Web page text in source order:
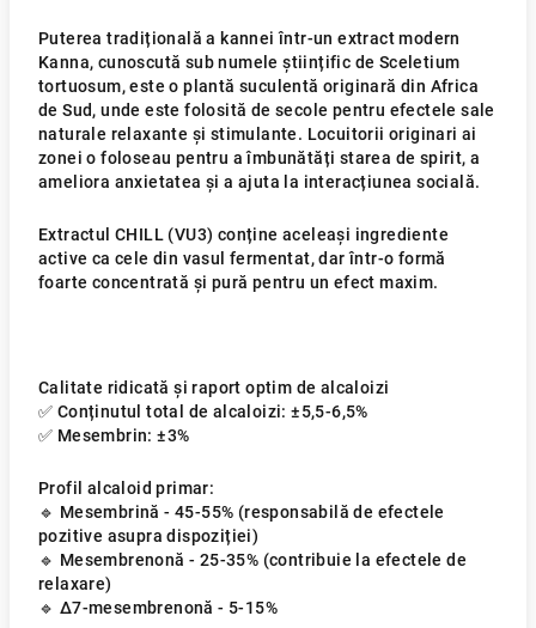
Puterea tradițională a kannei într-un extract modern
Kanna, cunoscută sub numele științific de Sceletium
tortuosum, este o plantă suculentă originară din Africa
de Sud, unde este folosită de secole pentru efectele sale
naturale relaxante și stimulante. Locuitorii originari ai
zonei o foloseau pentru a îmbunătăți starea de spirit, a
ameliora anxietatea și a ajuta la interacțiunea socială.
Extractul CHILL (VU3) conține aceleași ingrediente
active ca cele din vasul fermentat, dar într-o formă
foarte concentrată și pură pentru un efect maxim.
Calitate ridicată și raport optim de alcaloizi
✅ Conținutul total de alcaloizi: ±5,5-6,5%
✅ Mesembrin: ±3%
Profil alcaloid primar:
🔹 Mesembrină - 45-55% (responsabilă de efectele
pozitive asupra dispoziției)
🔹 Mesembrenonă - 25-35% (contribuie la efectele de
relaxare)
🔹 ∆7-mesembrenonă - 5-15%